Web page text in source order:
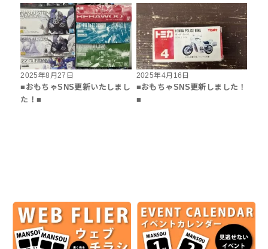
2025年8月27日
■おもちゃSNS更新いたしまし
た！■
2025年4月16日
■おもちゃSNS更新しました！
■